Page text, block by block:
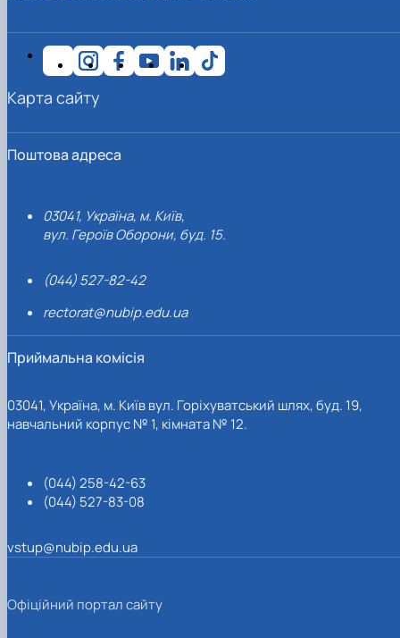
Поштова адреса
03041, Україна, м. Київ,
вул. Героїв Оборони, буд. 15.
(044) 527-82-42
rectorat@nubip.edu.ua
Приймальна комісія
03041, Україна, м. Київ вул. Горіхуватський шлях, буд. 19,
навчальний корпус № 1, кімната № 12.
(044) 258-42-63
(044) 527-83-08
vstup@nubip.edu.ua
Карта сайту
Офіційний портал сайту